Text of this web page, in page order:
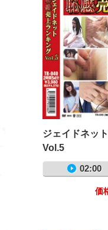
ジェイドネッ
Vol.5
02:00
価